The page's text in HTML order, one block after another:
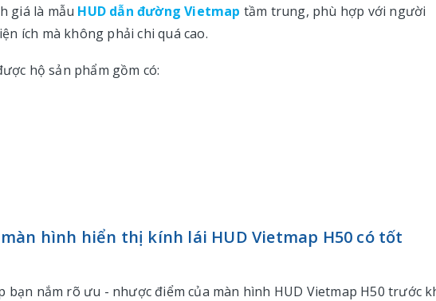
giá là mẫu HUD dẫn đường Vietmap tầm trung, phù hợp với người
ích mà không phải chi quá cao.
hộ sản phẩm gồm có:
hình hiển thị kính lái HUD Vietmap H50 có tốt
bạn nắm rõ ưu - nhược điểm của màn hình HUD Vietmap H50 trước